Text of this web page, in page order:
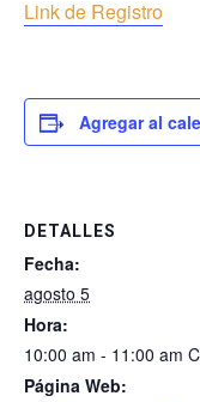
Link de Registro
Agregar al
DETALLES
Fecha:
agosto 5
Hora:
10:00 am - 11:00 am
Página Web: